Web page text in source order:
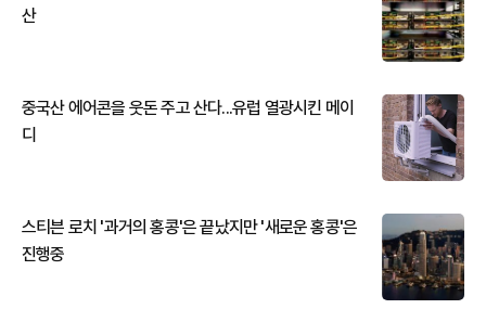
산
중국산 에어콘을 웃돈 주고 산다...유럽 열광시킨 메이
디
스티븐 로치 '과거의 홍콩'은 끝났지만 '새로운 홍콩'은
진행중